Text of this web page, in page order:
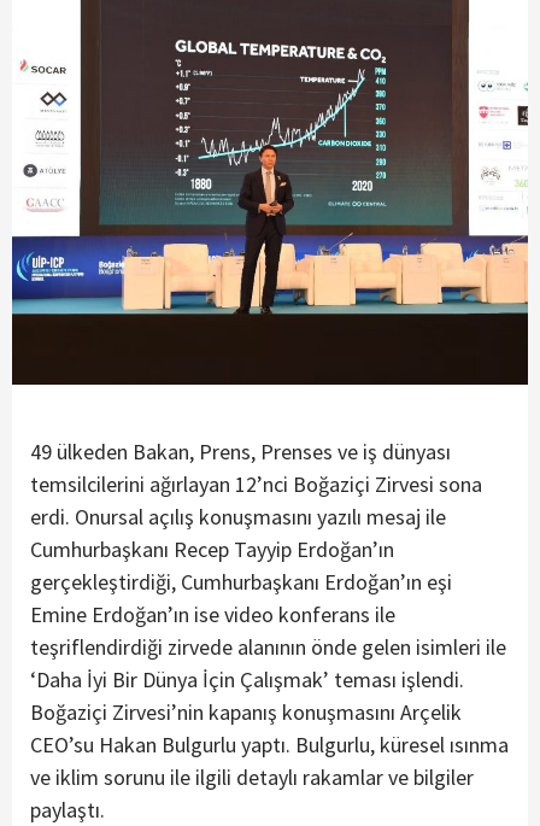
49 ülkeden Bakan, Prens, Prenses ve iş dünyası
temsilcilerini ağırlayan 12’nci Boğaziçi Zirvesi sona
erdi. Onursal açılış konuşmasını yazılı mesaj ile
Cumhurbaşkanı Recep Tayyip Erdoğan’ın
gerçekleştirdiği, Cumhurbaşkanı Erdoğan’ın eşi
Emine Erdoğan’ın ise video konferans ile
teşriflendirdiği zirvede alanının önde gelen isimleri ile
‘Daha İyi Bir Dünya İçin Çalışmak’ teması işlendi.
Boğaziçi Zirvesi’nin kapanış konuşmasını Arçelik
CEO’su Hakan Bulgurlu yaptı. Bulgurlu, küresel ısınma
ve iklim sorunu ile ilgili detaylı rakamlar ve bilgiler
paylaştı.